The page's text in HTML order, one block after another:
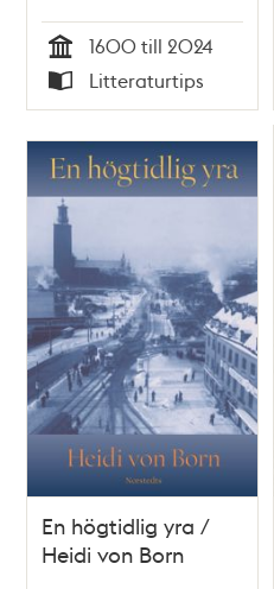
Tid
1600 till 2024
Typ
Litteraturtips
En högtidlig yra /
Heidi von Born